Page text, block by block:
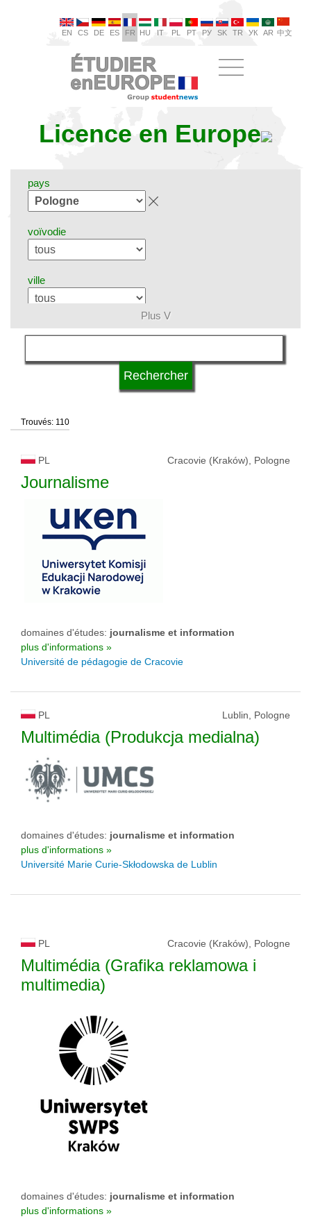
EN CS DE ES FR HU IT PL PT РУ SK TR УК AR 中文
Licence en Europe
pays
voïvodie
ville
domaines d'études
système d'études
type d'université
statut d'université
Plus V
Trouvés: 110
PL Cracovie (Kraków), Pologne
Journalisme
domaines d'études: journalisme et information
plus d'informations »
Université de pédagogie de Cracovie
PL Lublin, Pologne
Multimédia (Produkcja medialna)
domaines d'études: journalisme et information
plus d'informations »
Université Marie Curie-Skłodowska de Lublin
PL Cracovie (Kraków), Pologne
Multimédia (Grafika reklamowa i
multimedia)
domaines d'études: journalisme et information
plus d'informations »